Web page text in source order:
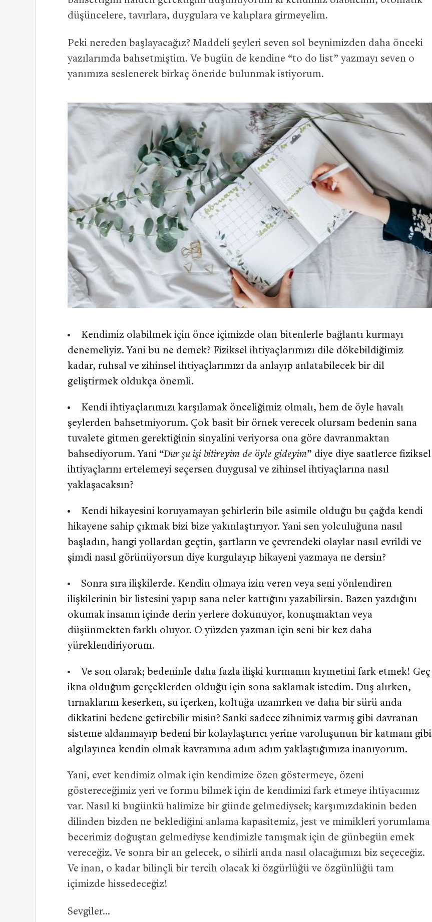
düşüncelere, tavırlara, duygulara ve kalıplara girmeyelim.
Peki nereden başlayacağız? Maddeli şeyleri seven sol beynimizden daha önceki
yazılarımda bahsetmiştim. Ve bugün de kendine “to do list” yazmayı seven o
yanımıza seslenerek birkaç öneride bulunmak istiyorum.
Kendimiz olabilmek için önce içimizde olan bitenlerle bağlantı kurmayı
denemeliyiz. Yani bu ne demek? Fiziksel ihtiyaçlarımızı dile dökebildiğimiz
kadar, ruhsal ve zihinsel ihtiyaçlarımızı da anlayıp anlatabilecek bir dil
geliştirmek oldukça önemli.
Kendi ihtiyaçlarımızı karşılamak önceliğimiz olmalı, hem de öyle havalı
şeylerden bahsetmiyorum. Çok basit bir örnek verecek olursam bedenin sana
tuvalete gitmen gerektiğinin sinyalini veriyorsa ona göre davranmaktan
bahsediyorum. Yani “Dur şu işi bitireyim de öyle gideyim” diye diye saatlerce fiziksel
ihtiyaçlarını ertelemeyi seçersen duygusal ve zihinsel ihtiyaçlarına nasıl
yaklaşacaksın?
Kendi hikayesini koruyamayan şehirlerin bile asimile olduğu bu çağda kendi
hikayene sahip çıkmak bizi bize yakınlaştırıyor. Yani sen yolculuğuna nasıl
başladın, hangi yollardan geçtin, şartların ve çevrendeki olaylar nasıl evrildi ve
şimdi nasıl görünüyorsun diye kurgulayıp hikayeni yazmaya ne dersin?
Sonra sıra ilişkilerde. Kendin olmaya izin veren veya seni yönlendiren
ilişkilerinin bir listesini yapıp sana neler kattığını yazabilirsin. Bazen yazdığını
okumak insanın içinde derin yerlere dokunuyor, konuşmaktan veya
düşünmekten farklı oluyor. O yüzden yazman için seni bir kez daha
yüreklendiriyorum.
Ve son olarak; bedeninle daha fazla ilişki kurmanın kıymetini fark etmek! Geç
ikna olduğum gerçeklerden olduğu için sona saklamak istedim. Duş alırken,
tırnaklarını keserken, su içerken, koltuğa uzanırken ve daha bir sürü anda
dikkatini bedene getirebilir misin? Sanki sadece zihnimiz varmış gibi davranan
sisteme aldanmayıp bedeni bir kolaylaştırıcı yerine varoluşunun bir katmanı gibi
algılayınca kendin olmak kavramına adım adım yaklaştığımıza inanıyorum.
Yani, evet kendimiz olmak için kendimize özen göstermeye, özeni
göstereceğimiz yeri ve formu bilmek için de kendimizi fark etmeye ihtiyacımız
var. Nasıl ki bugünkü halimize bir günde gelmediysek; karşımızdakinin beden
dilinden bizden ne beklediğini anlama kapasitemiz, jest ve mimikleri yorumlama
becerimiz doğuştan gelmediyse kendimizle tanışmak için de günbegün emek
vereceğiz. Ve sonra bir an gelecek, o sihirli anda nasıl olacağımızı biz seçeceğiz.
Ve inan, o kadar bilinçli bir tercih olacak ki özgürlüğü ve özgünlüğü tam
içimizde hissedeceğiz!
Sevgiler…